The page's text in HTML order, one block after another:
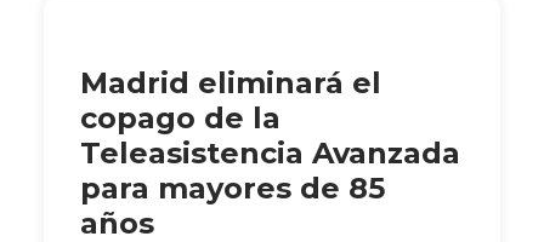
Madrid eliminará el
copago de la
Teleasistencia Avanzada
para mayores de 85
años